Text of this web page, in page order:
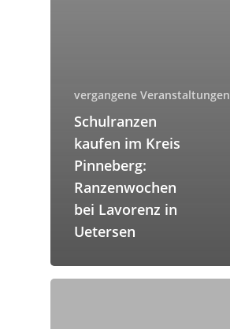
vergangene Veranstaltungen
Schulranzen
kaufen im Kreis
Pinneberg:
Ranzenwochen
bei Lavorenz in
Uetersen